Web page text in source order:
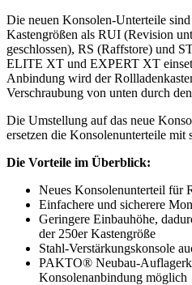
Die neuen Konsolen-Unterteile
Kastengrößen als RUI (Revision
geschlossen), RS (Raffstore) und
ELITE XT und EXPERT XT
Anbindung wird der
Verschraubung von unten durch
Die Umstellung auf das neue
ersetzen die Konsolenunterteile mit
Die Vorteile im Überblick:
Neues Konsolenunterteil für
Einfachere und sicherere
Geringere Einbauhöhe,
der 250er Kastengröße
Stahl-Verstärkungskonsole
PAKTO® Neubau-
Konsolenanbindung möglich